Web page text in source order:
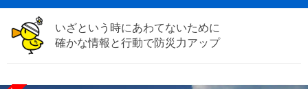
いざという時にあわてないために
確かな情報と行動で防災力アップ